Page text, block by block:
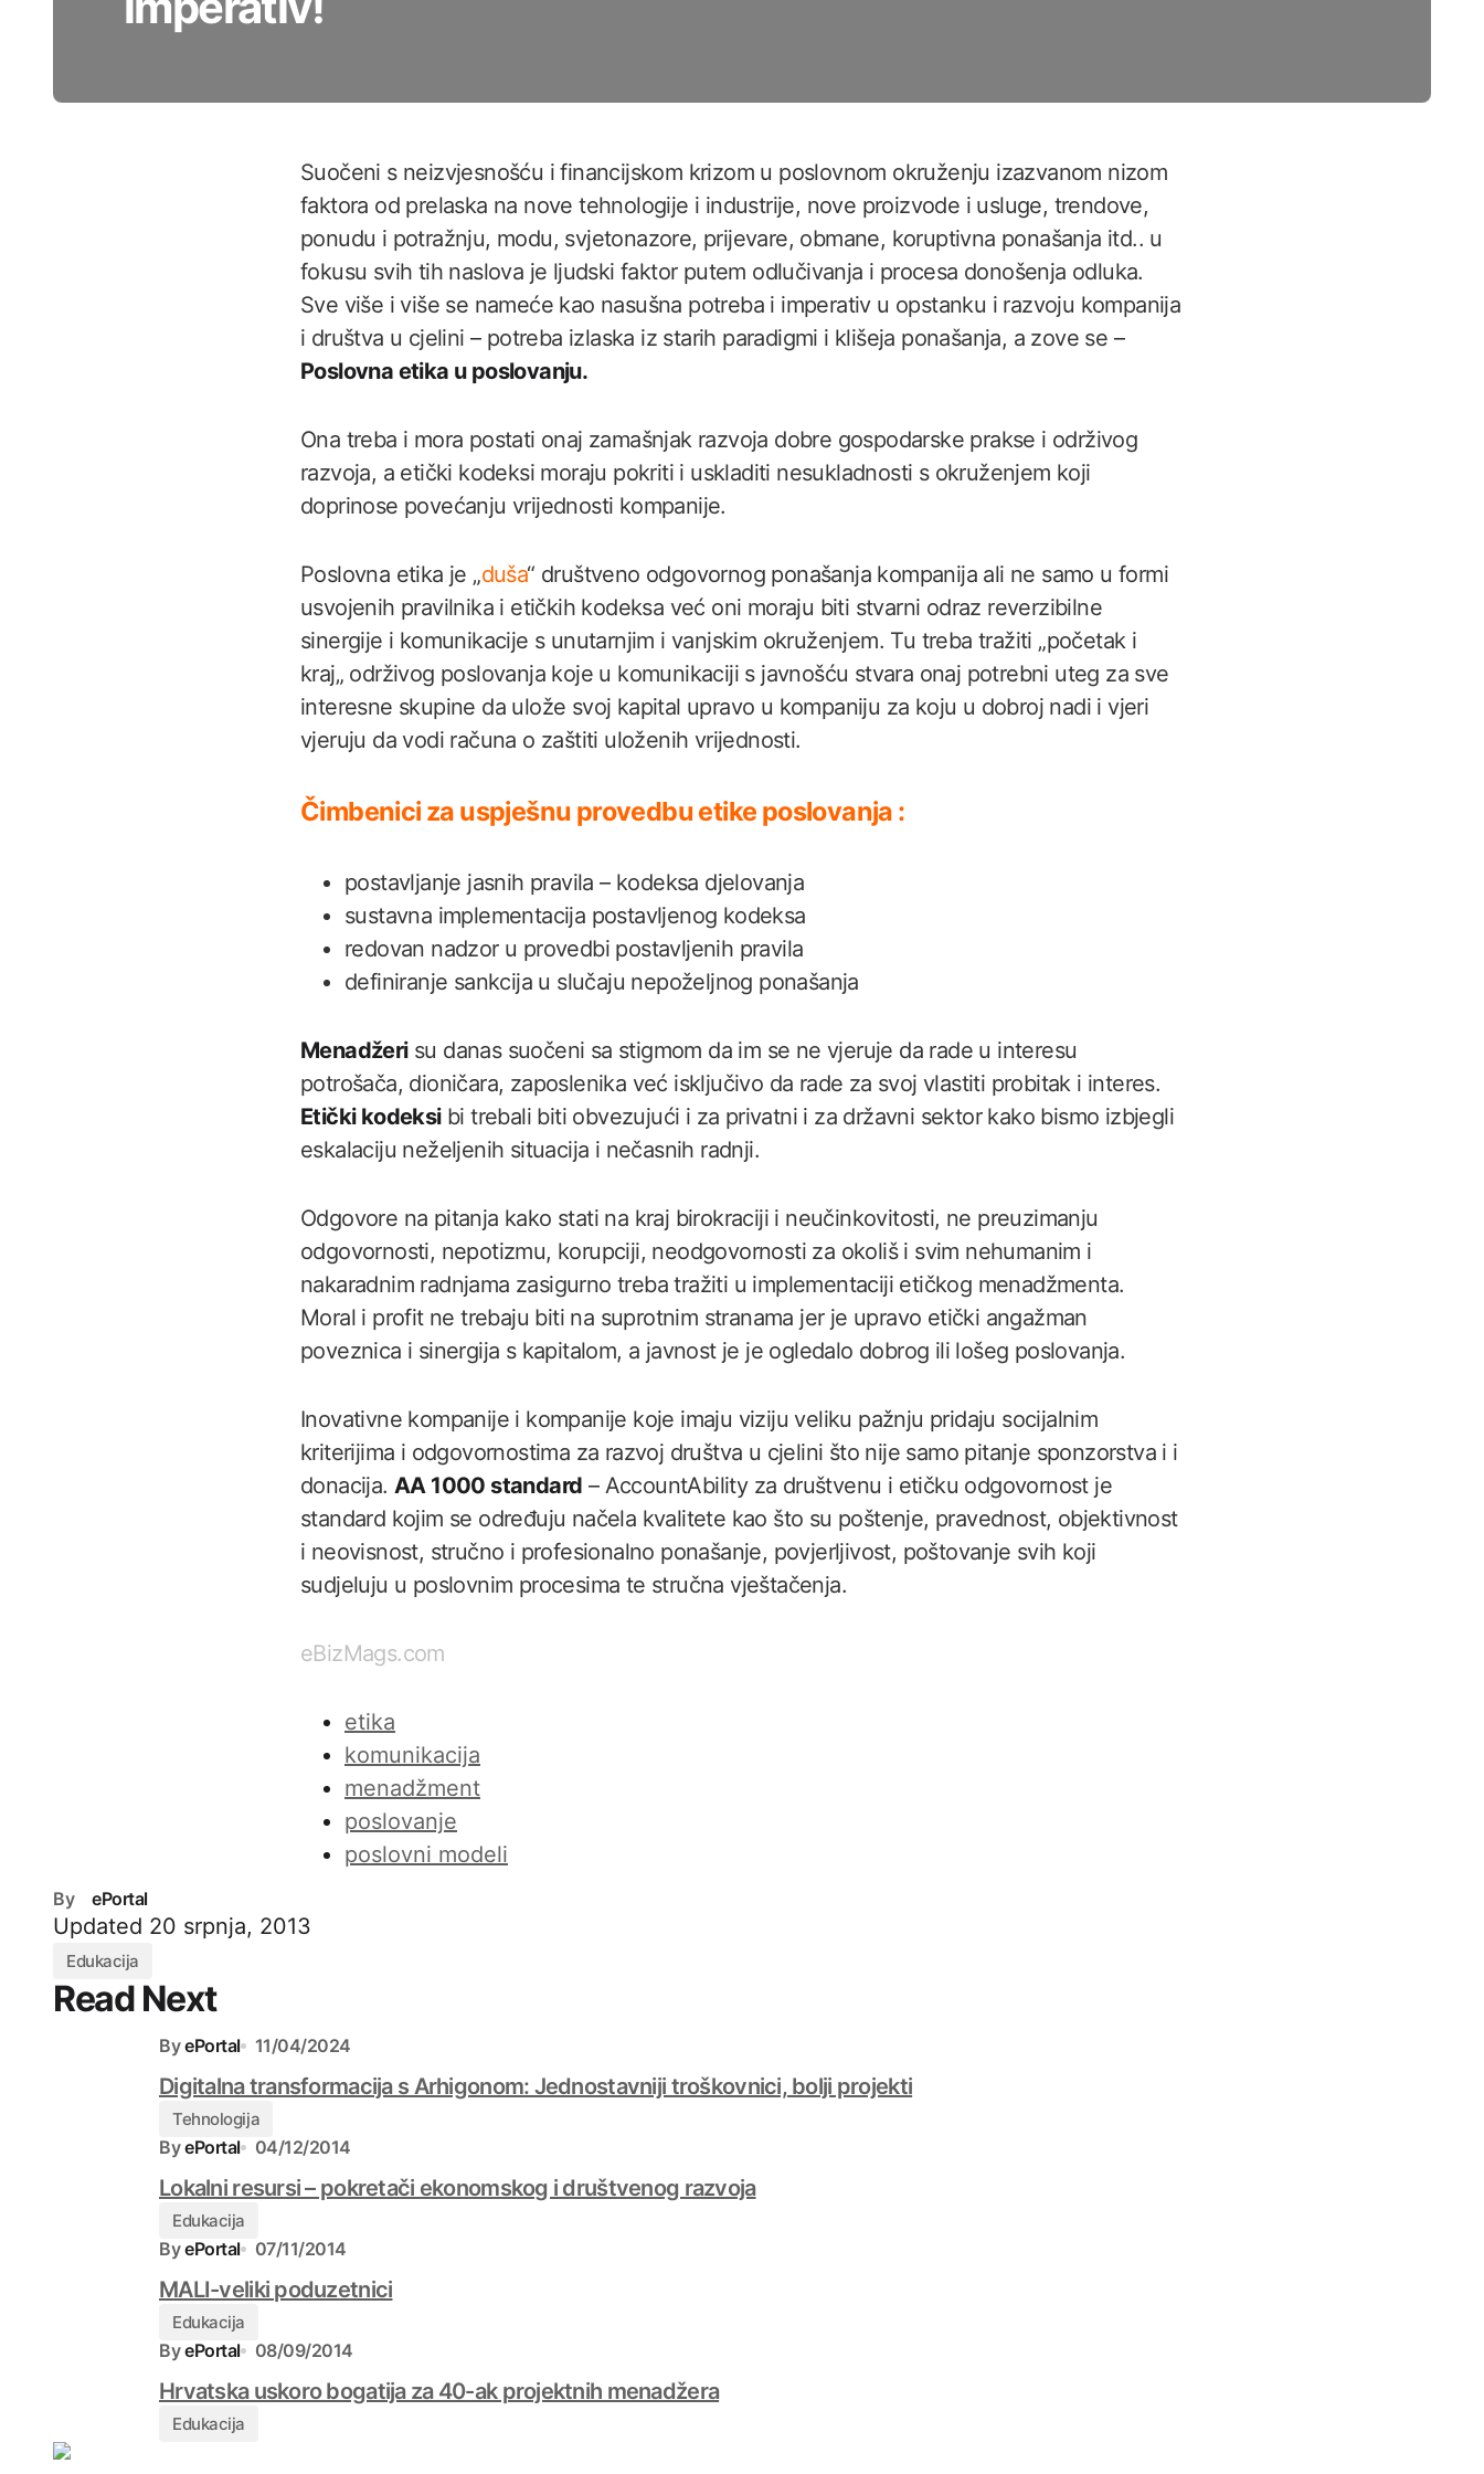
Suočeni s neizvjesnošću i financijskom krizom u poslovnom okruženju izazvanom nizom
faktora od prelaska na nove tehnologije i industrije, nove proizvode i usluge, trendove,
ponudu i potražnju, modu, svjetonazore, prijevare, obmane, koruptivna ponašanja itd.. u
fokusu svih tih naslova je ljudski faktor putem odlučivanja i procesa donošenja odluka.
Sve više i više se nameće kao nasušna potreba i imperativ u opstanku i razvoju kompanija
i društva u cjelini – potreba izlaska iz starih paradigmi i klišeja ponašanja, a zove se –
Poslovna etika u poslovanju.
Ona treba i mora postati onaj zamašnjak razvoja dobre gospodarske prakse i održivog
razvoja, a etički kodeksi moraju pokriti i uskladiti nesukladnosti s okruženjem koji
doprinose povećanju vrijednosti kompanije.
Poslovna etika je „duša“ društveno odgovornog ponašanja kompanija ali ne samo u formi
usvojenih pravilnika i etičkih kodeksa već oni moraju biti stvarni odraz reverzibilne
sinergije i komunikacije s unutarnjim i vanjskim okruženjem. Tu treba tražiti „početak i
kraj„ održivog poslovanja koje u komunikaciji s javnošću stvara onaj potrebni uteg za sve
interesne skupine da ulože svoj kapital upravo u kompaniju za koju u dobroj nadi i vjeri
vjeruju da vodi računa o zaštiti uloženih vrijednosti.
Čimbenici za uspješnu provedbu etike poslovanja :
postavljanje jasnih pravila – kodeksa djelovanja
sustavna implementacija postavljenog kodeksa
redovan nadzor u provedbi postavljenih pravila
definiranje sankcija u slučaju nepoželjnog ponašanja
Menadžeri su danas suočeni sa stigmom da im se ne vjeruje da rade u interesu
potrošača, dioničara, zaposlenika već isključivo da rade za svoj vlastiti probitak i interes.
Etički kodeksibi trebali biti obvezujući i za privatni i za državni sektor kako bismo izbjegli
eskalaciju neželjenih situacija i nečasnih radnji.
Odgovore na pitanja kako stati na kraj birokraciji i neučinkovitosti, ne preuzimanju
odgovornosti, nepotizmu, korupciji, neodgovornosti za okoliš i svim nehumanim i
nakaradnim radnjama zasigurno treba tražiti u implementaciji etičkog menadžmenta.
Moral i profit ne trebaju biti na suprotnim stranama jer je upravo etički angažman
poveznica i sinergija s kapitalom, a javnost je je ogledalo dobrog ili lošeg poslovanja.
Inovativne kompanije i kompanije koje imaju viziju veliku pažnju pridaju socijalnim
kriterijima i odgovornostima za razvoj društva u cjelini što nije samo pitanje sponzorstva i i
donacija.AA 1000 standard – AccountAbility za društvenu i etičku odgovornost je
standard kojim se određuju načela kvalitete kao što su poštenje, pravednost, objektivnost
i neovisnost, stručno i profesionalno ponašanje, povjerljivost, poštovanje svih koji
sudjeluju u poslovnim procesima te stručna vještačenja.
eBizMags.com
etika
komunikacija
menadžment
poslovanje
poslovni modeli
By ePortal
Updated 20 srpnja, 2013
Edukacija
Read Next
By ePortal 11/04/2024
Digitalna transformacija s Arhigonom: Jednostavniji troškovnici, bolji projekti
Tehnologija
By ePortal 04/12/2014
Lokalni resursi – pokretači ekonomskog i društvenog razvoja
Edukacija
By ePortal 07/11/2014
MALI-veliki poduzetnici
Edukacija
By ePortal 08/09/2014
Hrvatska uskoro bogatija za 40-ak projektnih menadžera
Edukacija
4